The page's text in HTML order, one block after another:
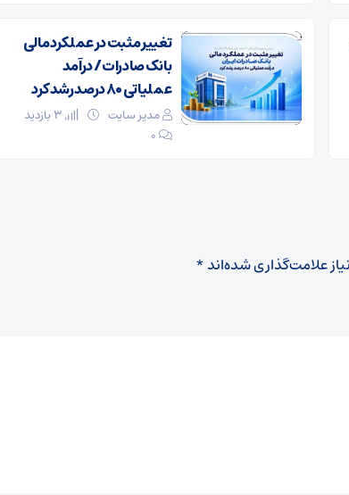
تغییر مثبت در عملکرد مالی
بانک صادرات / درآمد
عملیاتی ۸۰ درصد رشد کرد
مدیر سایت
3 بازدید
۰
علامت‌گذاری شده‌اند*